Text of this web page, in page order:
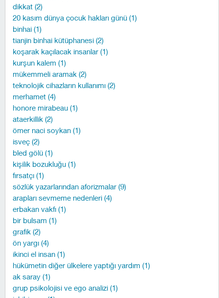
dikkat (2)
20 kasım dünya çocuk hakları günü (1)
binhai (1)
tianjin binhai kütüphanesi (2)
koşarak kaçılacak insanlar (1)
kurşun kalem (1)
mükemmeli aramak (2)
teknolojik cihazların kullanımı (2)
merhamet (4)
honore mirabeau (1)
ataerkillik (2)
ömer naci soykan (1)
isveç (2)
bled gölü (1)
kişilik bozukluğu (1)
fırsatçı (1)
sözlük yazarlarından aforizmalar (9)
arapları sevmeme nedenleri (4)
erbakan vakfı (1)
bir bulsam (1)
grafik (2)
ön yargı (4)
ikinci el insan (1)
hükümetin diğer ülkelere yaptığı yardım (1)
ak saray (1)
grup psikolojisi ve ego analizi (1)